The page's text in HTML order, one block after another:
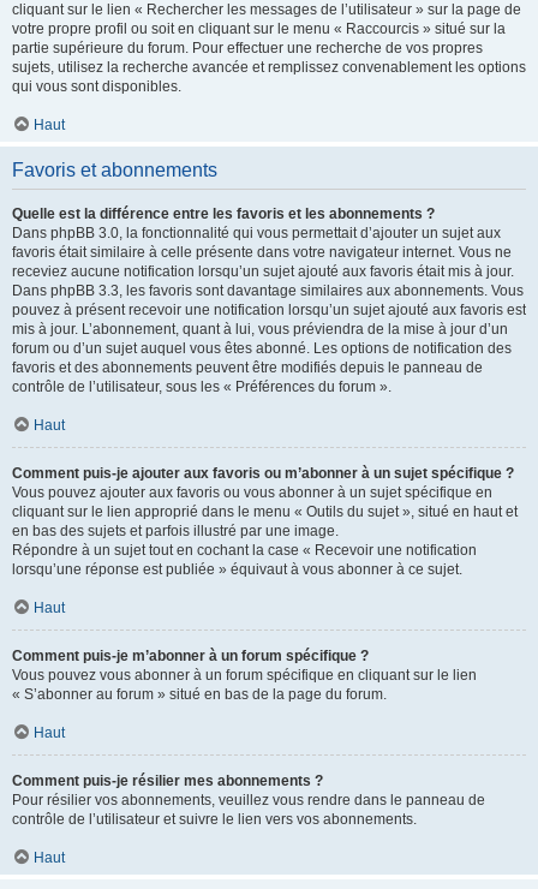
cliquant sur le lien « Rechercher les messages de l’utilisateur » sur la page de
votre propre profil ou soit en cliquant sur le menu « Raccourcis » situé sur la
partie supérieure du forum. Pour effectuer une recherche de vos propres
sujets, utilisez la recherche avancée et remplissez convenablement les options
qui vous sont disponibles.
Haut
Favoris et abonnements
Quelle est la différence entre les favoris et les abonnements ?
Dans phpBB 3.0, la fonctionnalité qui vous permettait d’ajouter un sujet aux
favoris était similaire à celle présente dans votre navigateur internet. Vous ne
receviez aucune notification lorsqu’un sujet ajouté aux favoris était mis à jour.
Dans phpBB 3.3, les favoris sont davantage similaires aux abonnements. Vous
pouvez à présent recevoir une notification lorsqu’un sujet ajouté aux favoris est
mis à jour. L’abonnement, quant à lui, vous préviendra de la mise à jour d’un
forum ou d’un sujet auquel vous êtes abonné. Les options de notification des
favoris et des abonnements peuvent être modifiés depuis le panneau de
contrôle de l’utilisateur, sous les « Préférences du forum ».
Haut
Comment puis-je ajouter aux favoris ou m’abonner à un sujet spécifique ?
Vous pouvez ajouter aux favoris ou vous abonner à un sujet spécifique en
cliquant sur le lien approprié dans le menu « Outils du sujet », situé en haut et
en bas des sujets et parfois illustré par une image.
Répondre à un sujet tout en cochant la case « Recevoir une notification
lorsqu’une réponse est publiée » équivaut à vous abonner à ce sujet.
Haut
Comment puis-je m’abonner à un forum spécifique ?
Vous pouvez vous abonner à un forum spécifique en cliquant sur le lien
« S’abonner au forum » situé en bas de la page du forum.
Haut
Comment puis-je résilier mes abonnements ?
Pour résilier vos abonnements, veuillez vous rendre dans le panneau de
contrôle de l’utilisateur et suivre le lien vers vos abonnements.
Haut